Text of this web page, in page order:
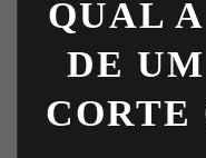
QUAL
DE